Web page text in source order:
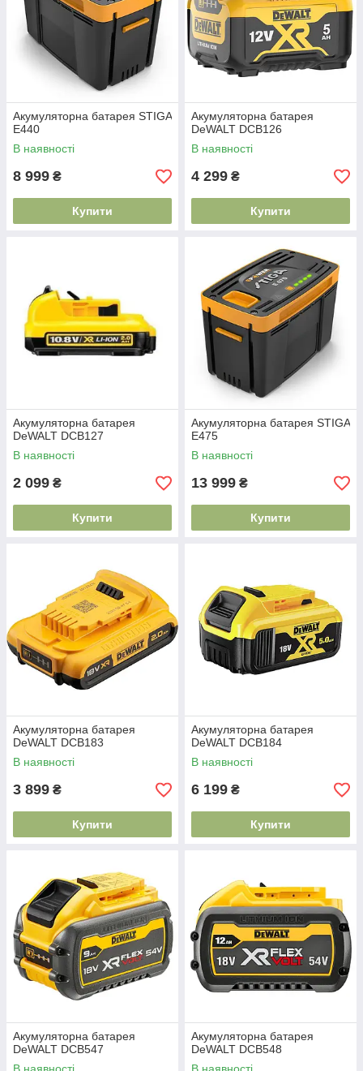
Акумуляторна батарея STIGA
E440
В наявності
8 999 ₴
Купити
Акумуляторна батарея
DeWALT DCB126
В наявності
4 299 ₴
Купити
Акумуляторна батарея
DeWALT DCB127
В наявності
2 099 ₴
Купити
Акумуляторна батарея STIGA
E475
В наявності
13 999 ₴
Купити
Акумуляторна батарея
DeWALT DCB183
В наявності
3 899 ₴
Купити
Акумуляторна батарея
DeWALT DCB184
В наявності
6 199 ₴
Купити
Акумуляторна батарея
DeWALT DCB547
Акумуляторна батарея
DeWALT DCB548